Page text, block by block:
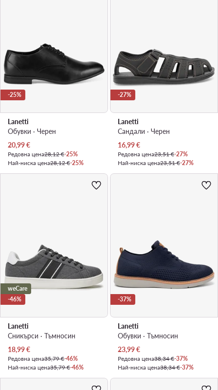
-25%
Lanetti
Обувки · Черен
Актуална цена
20,99€
Редовна цена28,12 €-25%
Най-ниска цена28,12 €-25%
-27%
Lanetti
Сандали · Черен
Актуална цена
16,99€
Редовна цена23,51 €-27%
Най-ниска цена23,51 €-27%
weCare
-46%
Lanetti
Сникърси · Тъмносин
Актуална цена
18,99€
Редовна цена35,79 €-46%
Най-ниска цена35,79 €-46%
-37%
Lanetti
Обувки · Тъмносин
Актуална цена
23,99€
Редовна цена38,34 €-37%
Най-ниска цена38,34 €-37%